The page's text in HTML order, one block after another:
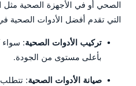
الصحي أو في الأجهزة الصحية مثل
التي تقدم أفضل الأدوات الصحية
تركيب الأدوات الصحية: سواء
بأعلى مستوى من الجودة.
صيانة الأدوات الصحية: تتطلب